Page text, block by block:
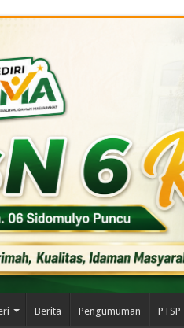
Berita Pengumuman PTSP